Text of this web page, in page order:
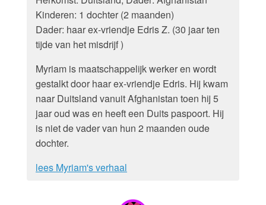
Kinderen: 1 dochter (2 maanden)
Dader: haar ex-vriendje Edris Z. (30 jaar ten
tijde van het misdrijf )
Myriam is maatschappelijk werker en wordt
gestalkt door haar ex-vriendje Edris. Hij kwam
naar Duitsland vanuit Afghanistan toen hij 5
jaar oud was en heeft een Duits paspoort. Hij
is niet de vader van hun 2 maanden oude
dochter.
lees Myriam's verhaal